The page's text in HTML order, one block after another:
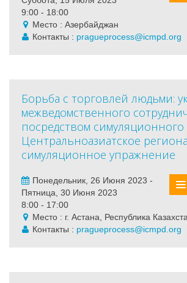
9:00 - 18:00
Место : Азербайджан
Контакты : pragueprocess@icmpd.org
Борьба с торговлей людьми:
межведомственного
посредством
Центральноазиатское
симуляционное упражнение
Понедельник, 26 Июня 2023 -
Пятница, 30 Июня 2023
8:00 - 17:00
Место : г. Астана, Республика
Контакты : pragueprocess@icmpd.org